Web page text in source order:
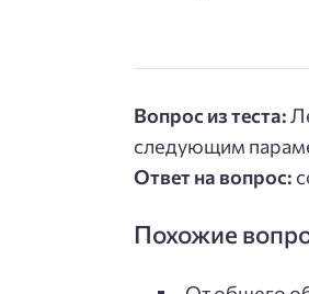
Вопрос из теста:
следующим
Ответ на вопрос:
Похожие